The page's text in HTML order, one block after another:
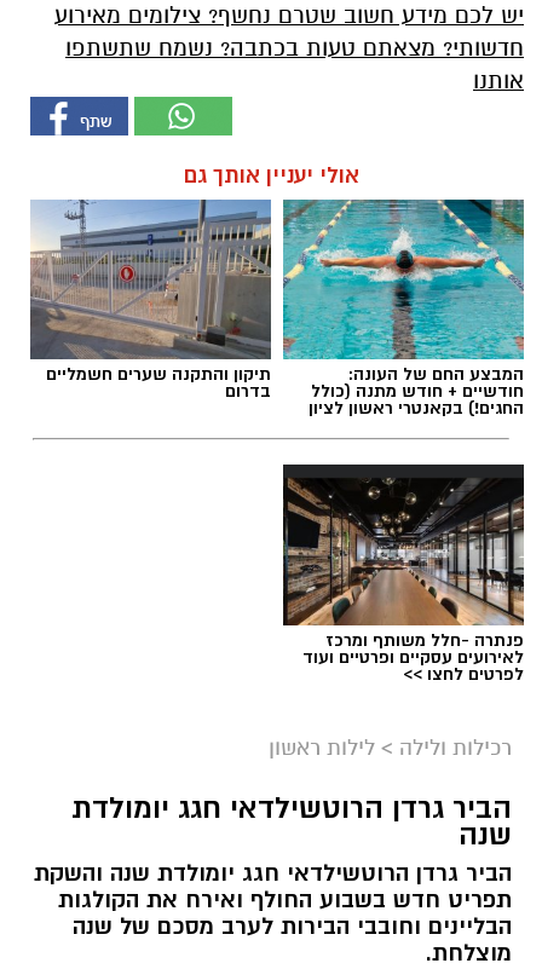
יש לכם מידע חשוב שטרם נחשף? צילומים מאירוע
חדשותי? מצאתם טעות בכתבה? נשמח שתשתפו
אותנו
אולי יעניין אותך גם
המבצע החם של העונה:
חודשיים + חודש מתנה (כולל
החגים!) בקאנטרי ראשון לציון
תיקון והתקנה שערים חשמליים
בדרום
פנתרה -חלל משותף ומרכז
לאירועים עסקיים ופרטיים ועוד
לפרטים לחצו >>
רכילות ולילה > לילות ראשון
הביר גרדן הרוטשילדאי חגג יומולדת
שנה
הביר גרדן הרוטשילדאי חגג יומולדת שנה והשקת
תפריט חדש בשבוע החולף ואירח את הקולגות
הבליינים וחובבי הבירות לערב מסכם של שנה
מוצלחת.